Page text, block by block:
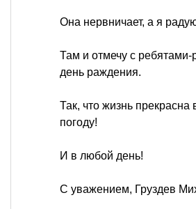
Она нервничает, а я
Там и отмечу с ребятами-
день раждения.
Так, что жизнь
погоду!
И в любой день!
С уважением, Груздев